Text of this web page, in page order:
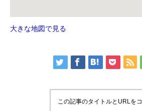
大きな地図で見る
この記事のタイトルとURLを